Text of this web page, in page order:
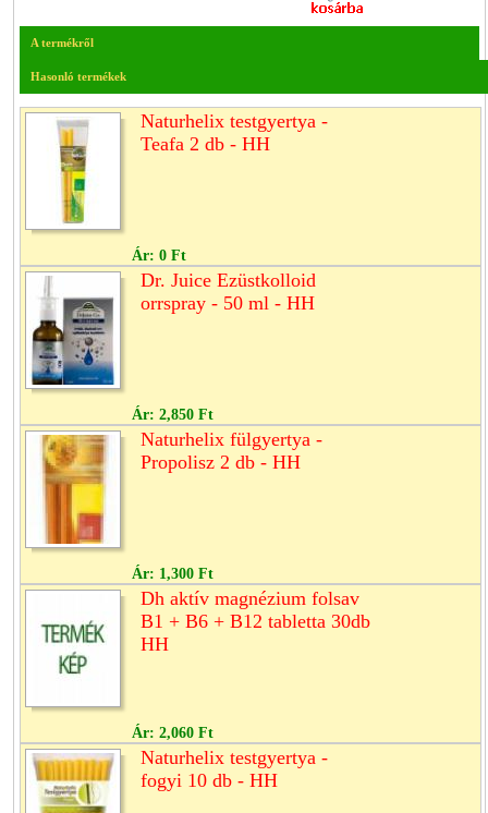
A termékről
Hasonló termékek
Naturhelix testgyertya -
Teafa 2 db - HH
Ár: 0 Ft
Dr. Juice Ezüstkolloid
orrspray - 50 ml - HH
Ár: 2,850 Ft
Naturhelix fülgyertya -
Propolisz 2 db - HH
Ár: 1,300 Ft
Dh aktív magnézium folsav
B1 + B6 + B12 tabletta 30db
HH
Ár: 2,060 Ft
Naturhelix testgyertya -
fogyi 10 db - HH